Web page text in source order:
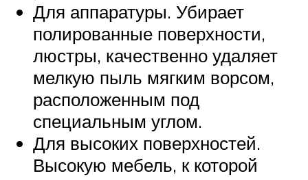
Для аппаратуры. Убирает
полированные поверхности,
люстры, качественно удаляет
мелкую пыль мягким ворсом,
расположенным под
специальным углом.
Для высоких поверхностей.
Высокую мебель, к которой